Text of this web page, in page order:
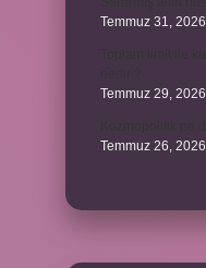
Temmuz 31, 2026
Temmuz 29, 2026
Temmuz 26, 2026